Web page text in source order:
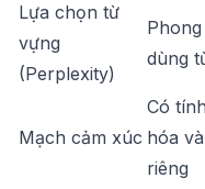
Lựa chọn từ
vựng
(Perplexity)
dùng
Mạch cảm xúc
Có
hóa
riêng